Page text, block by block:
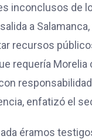
inconclusos de
a
recursos
requería Morelia
enfatizó el
éramos